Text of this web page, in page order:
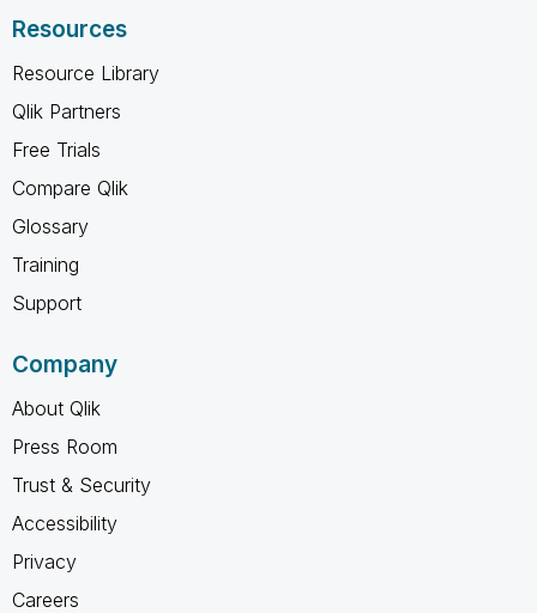
Resources
Resource Library
Qlik Partners
Free Trials
Compare Qlik
Glossary
Training
Support
Company
About Qlik
Press Room
Trust & Security
Accessibility
Privacy
Careers